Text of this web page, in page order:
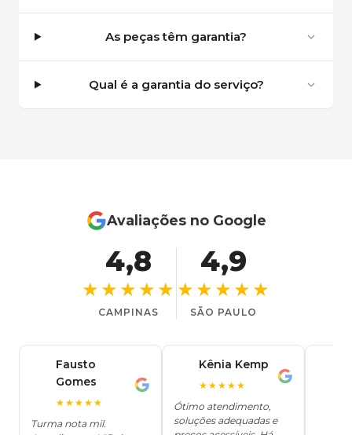
As peças têm garantia?
Qual é a garantia do serviço?
Avaliações no Google
4,8
★★★★★
CAMPINAS
4,9
★★★★★
SÃO PAULO
Fausto
Gomes
★★★★★
Turma nota mil.
Kênia Kemp
★★★★★
Ótimo atendimento,
soluções adequadas e